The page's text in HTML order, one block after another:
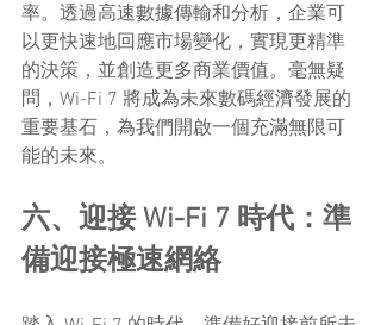
率。透過高速數據傳輸和分析，企業可
以更快速地回應市場變化，實現更精準
的決策，並創造更多商業價值。毫無疑
問，Wi-Fi 7 將成為未來數碼經濟發展的
重要基石，為我們開啟一個充滿無限可
能的未來。
六、迎接 Wi-Fi 7 時代：準
備迎接極速網絡